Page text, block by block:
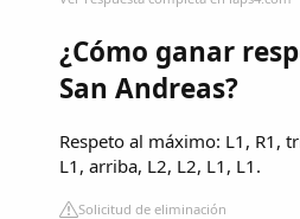
¿Cómo ganar
San Andreas?
Respeto al máximo: L1, R1,
L1, arriba, L2, L2, L1, L1.
Solicitud de eliminación